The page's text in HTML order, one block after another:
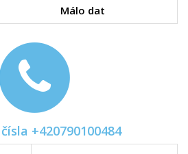
Málo dat
+420790100484